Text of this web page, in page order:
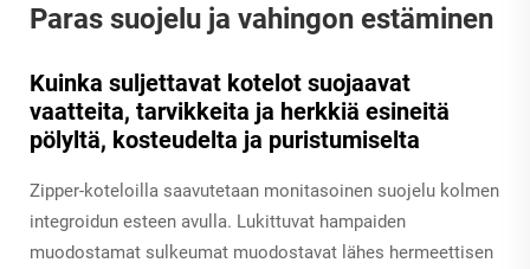
Paras suojelu ja vahingon estäminen
Kuinka suljettavat kotelot suojaavat
vaatteita, tarvikkeita ja herkkiä esineitä
pölyltä, kosteudelta ja puristumiselta
Zipper-koteloilla saavutetaan monitasoinen suojelu kolmen
integroidun esteen avulla. Lukittuvat hampaiden
muodostamat sulkeumat muodostavat lähes hermeettisen